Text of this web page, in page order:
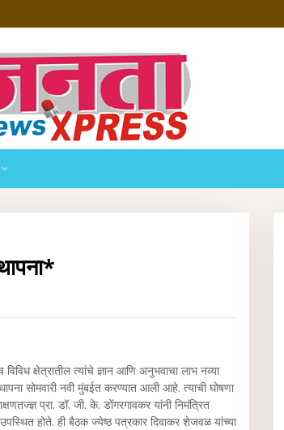
क्षेत्रातील त्यांचे ज्ञान आणि अनुभवाचा लाभ नव्या
सोमवारी नवी मुंबईत करण्यात आली आहे. त्याची घोषणा
प्रा. डॉ. जी. के. डोंगरगावकर यांनी निमंत्रित
उपस्थित होते. ही बैठक ज्येष्ठ पत्रकार दिवाकर शेजवळ यांच्या